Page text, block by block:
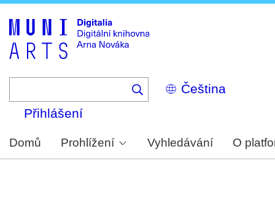
Select
your
Přihlášení
Domů Prohlížení Vyhledávání O